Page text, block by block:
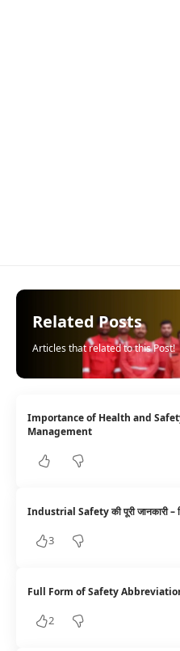
Related Posts
Articles that related to this Post!
Importance of Health and
Management
Industrial Safety की पूरी जानकारी –
3
Full Form of Safety
2